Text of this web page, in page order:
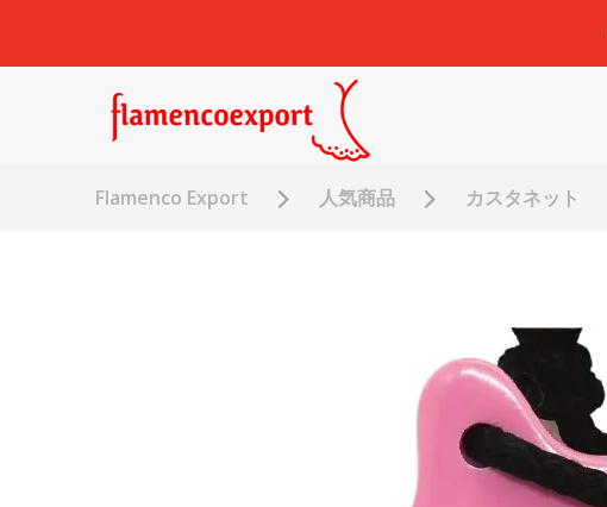
Flamenco Export 人気商品 カスタネット